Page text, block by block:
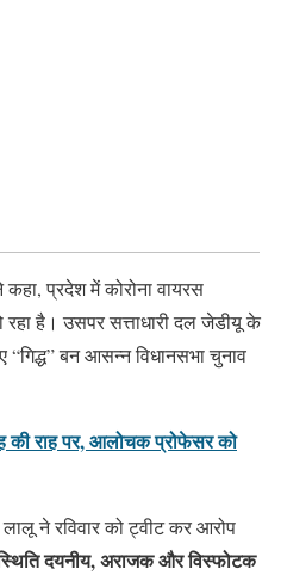
प्रदेश में कोरोना वायरस
है। उसपर सत्ताधारी दल जेडीयू के
बन आसन्न विधानसभा चुनाव
की राह पर, आलोचक प्रोफेसर को
ने रविवार को ट्वीट कर आरोप
स्थिति दयनीय, अराजक और विस्फोटक